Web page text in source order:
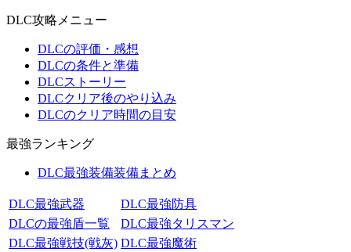
DLC攻略メニュー
DLCの評価・感想
DLCの条件と準備
DLCストーリー
DLCクリア後のやり込み
DLCのクリア時間の目安
最強ランキング
DLC最強装備装備まとめ
DLC最強武器
DLC最強防具
DLCの最強盾一覧
DLC最強タリスマン
DLC最強戦技(戦灰) DLC最強魔術